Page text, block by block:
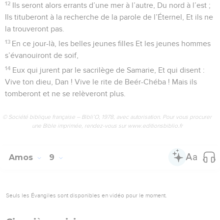
12 Ils seront alors errants d’une mer à l’autre, Du nord à l’est ;
Ils tituberont à la recherche de la parole de l’Éternel, Et ils ne
la trouveront pas.
13 En ce jour-là, les belles jeunes filles Et les jeunes hommes
s’évanouiront de soif,
14 Eux qui jurent par le sacrilège de Samarie, Et qui disent :
Vive ton dieu, Dan ! Vive le rite de Beér-Chéba ! Mais ils
tomberont et ne se relèveront plus.
© Société biblique française – Bibli’O, 1978, avec autorisation. Pour vous procurer
une Bible imprimée, rendez-vous sur www.editionsbiblio.fr
Amos 9
Seuls les Évangiles sont disponibles en vidéo pour le moment.